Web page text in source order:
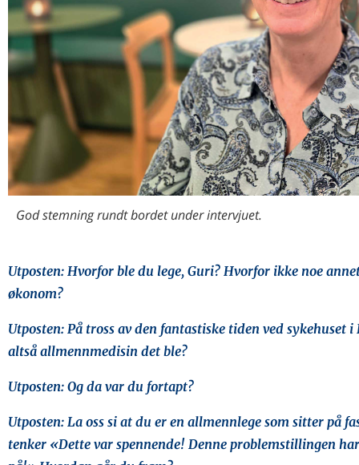
God stemning rundt bordet under intervjuet.
Utposten: Hvorfor ble du lege, Guri? Hvorfor ikke noe
økonom?
Utposten: På tross av den fantastiske tiden ved sykehuset i
altså allmennmedisin det ble?
Utposten: Og da var du fortapt?
Utposten: La oss si at du er en allmennlege som sitter på
tenker «Dette var spennende! Denne problemstillingen